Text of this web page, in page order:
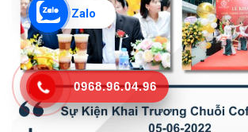
Zalo
0968.96.04.96